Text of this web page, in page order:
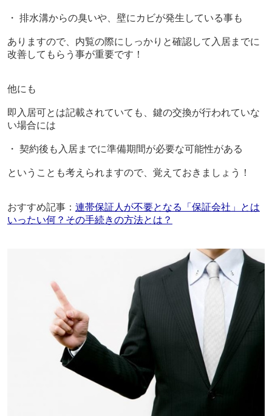
・ 排水溝からの臭いや、壁にカビが発生している事も
ありますので、内覧の際にしっかりと確認して入居までに
改善してもらう事が重要です！
他にも
即入居可とは記載されていても、鍵の交換が行われていな
い場合には
・ 契約後も入居までに準備期間が必要な可能性がある
ということも考えられますので、覚えておきましょう！
おすすめ記事： 連帯保証人が不要となる「保証会社」とは
いったい何？その手続きの方法とは？